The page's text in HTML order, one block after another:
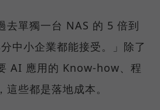
去單獨一台 NAS 的 5 倍到
中小企業都能接受。」除了
AI 應用的 Know-how、程
些都是落地成本。